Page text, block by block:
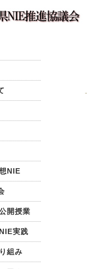
NIE
開授業
実践
組み